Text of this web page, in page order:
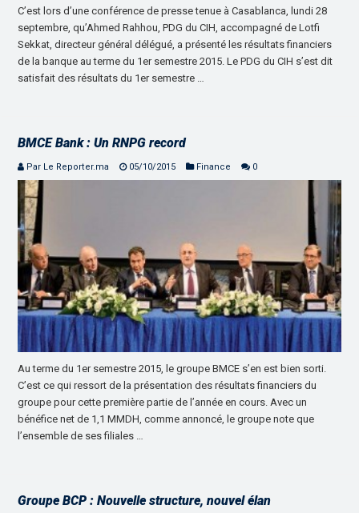
C’est lors d’une conférence de presse tenue à Casablanca, lundi 28
septembre, qu’Ahmed Rahhou, PDG du CIH, accompagné de Lotfi
Sekkat, directeur général délégué, a présenté les résultats financiers
de la banque au terme du 1er semestre 2015. Le PDG du CIH s’est dit
satisfait des résultats du 1er semestre …
BMCE Bank : Un RNPG record
Par Le Reporter.ma 05/10/2015 Finance 0
Au terme du 1er semestre 2015, le groupe BMCE s’en est bien sorti.
C’est ce qui ressort de la présentation des résultats financiers du
groupe pour cette première partie de l’année en cours. Avec un
bénéfice net de 1,1 MMDH, comme annoncé, le groupe note que
l’ensemble de ses filiales …
Groupe BCP : Nouvelle structure, nouvel élan